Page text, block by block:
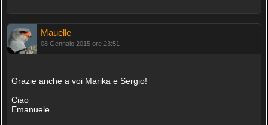
Mauelle
08 Gennaio 2015 ore 23:51
Grazie anche a voi Marika e Sergio!
Ciao
Emanuele